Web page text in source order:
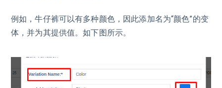
例如，牛仔裤可以有多种颜色，因此添加名为“颜色”的变
体，并为其提供值。如下图所示。